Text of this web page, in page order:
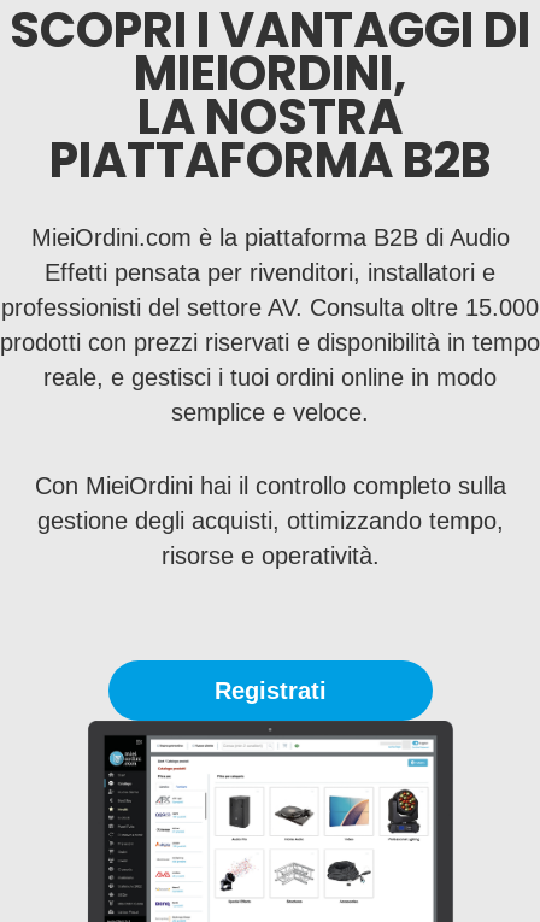
all'acciaio, grazie a un peso fino a tre volte
inferiore e per la quasi totale assenza di
manutenzione. Le strutture si possono
classificare in base alla forma -truss piatte,
truss triangolari e truss quadrate- e in
base alle dimensioni, tipicamente 22 x 22,
29 x 29, 40 x 40 cm. Oltre alle forme
classiche lineari, ne esistono poi anche di
curve così da poter creare soluzioni tra le
più disparate e creative.
SCOPRI I VANTAGGI DI
MIEIORDINI,
LA NOSTRA
PIATTAFORMA B2B
MieiOrdini.com è la piattaforma B2B di Audio
Effetti pensata per rivenditori, installatori e
professionisti del settore AV. Consulta oltre 15.000
prodotti con prezzi riservati e disponibilità in tempo
reale, e gestisci i tuoi ordini online in modo
semplice e veloce.
Con MieiOrdini hai il controllo completo sulla
gestione degli acquisti, ottimizzando tempo,
risorse e operatività.
Registrati